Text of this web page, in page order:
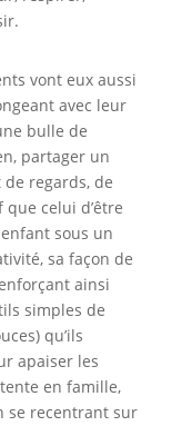
vont eux aussi
avec leur
bulle de
partager un
regards, de
celui d’être
sous un
sa façon de
ainsi
simples de
qu’ils
apaiser les
en famille,
se recentrant sur